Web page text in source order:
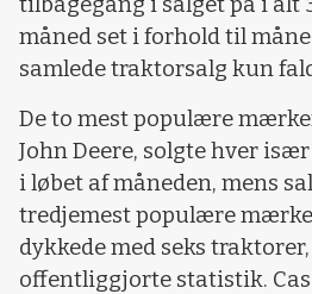
måned set i forhold til
samlede traktorsalg kun
De to mest populære
John Deere, solgte hver
i løbet af måneden, mens
tredjemest populære
dykkede med seks
offentliggjorte statistik.